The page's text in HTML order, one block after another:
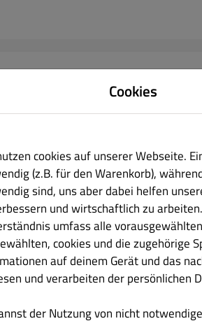
Online Bestellungen (Delivery): 17:00 -
Lieferung
Cookies
cookies auf unserer Webseite.
(z.B. für den Warenkorb),
sind, uns aber dabei helfen
und wirtschaftlich zu
umfass alle
cookies und die zugehörige
auf deinem Gerät und das
und verarbeiten der persönlichen
der Nutzung von nicht